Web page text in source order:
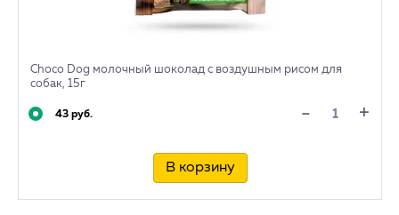
Choco Dog молочный шоколад с воздушным рисом для
собак, 15г
43 руб. - +
В корзину